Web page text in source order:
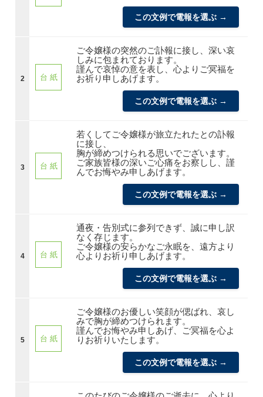
この文例で電報を選ぶ →
2 台 紙
ご令嬢様の突然のご訃報に接し、深い哀
しみに包まれております。
謹んで哀悼の意を表し、心よりご冥福を
お祈り申しあげます。
この文例で電報を選ぶ →
3 台 紙
若くしてご令嬢様が旅立たれたとの訃報
に接し、
胸が締めつけられる思いでございます。
ご家族皆様の深いご心痛をお察しし、謹
んでお悔やみ申しあげます。
この文例で電報を選ぶ →
4 台 紙
通夜・告別式に参列できず、誠に申し訳
なく存じます。
ご令嬢様の安らかなご永眠を、遠方より
心よりお祈り申しあげます。
この文例で電報を選ぶ →
5 台 紙
ご令嬢様のお優しい笑顔が偲ばれ、哀し
みで胸が締めつけられます。
謹んでお悔やみ申しあげ、ご冥福を心よ
りお祈りいたします。
この文例で電報を選ぶ →